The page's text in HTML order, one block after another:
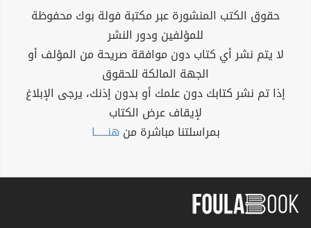
حقوق الكتب المنشورة عبر مكتبة فولة بوك محفوظة
للمؤلفين ودور النشر
لا يتم نشر أي كتاب دون موافقة صريحة من المؤلف أو
الجهة المالكة للحقوق
إذا تم نشر كتابك دون علمك أو بدون إذنك، يرجى الإبلاغ
لإيقاف عرض الكتاب
بمراسلتنا مباشرة من هنــــــا